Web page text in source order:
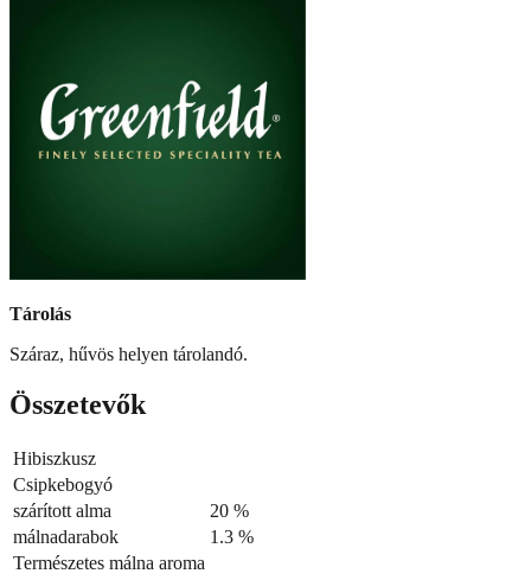
Tárolás
Száraz, hűvös helyen tárolandó.
Összetevők
Hibiszkusz
Csipkebogyó
szárított alma
20 %
málnadarabok
1.3 %
Természetes málna aroma